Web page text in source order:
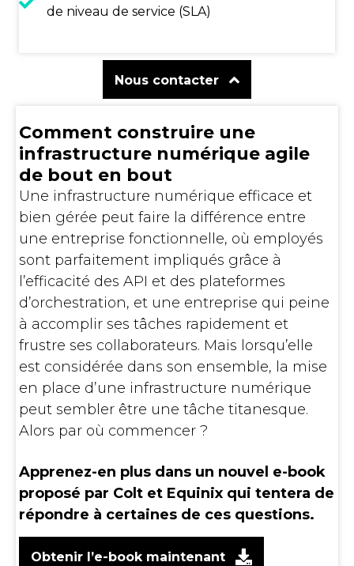
de niveau de service (SLA)
Nous contacter
Comment construire une
infrastructure numérique agile
de bout en bout
Une infrastructure numérique efficace et
bien gérée peut faire la différence entre
une entreprise fonctionnelle, où employés
sont parfaitement impliqués grâce à
l’efficacité des API et des plateformes
d’orchestration, et une entreprise qui peine
à accomplir ses tâches rapidement et
frustre ses collaborateurs. Mais lorsqu’elle
est considérée dans son ensemble, la mise
en place d’une infrastructure numérique
peut sembler être une tâche titanesque.
Alors par où commencer ?
Apprenez-en plus dans un nouvel e-book
proposé par Colt et Equinix qui tentera de
répondre à certaines de ces questions.
Obtenir l’e-book maintenant